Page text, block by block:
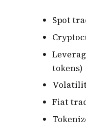
Spot
tokens)
Fiat